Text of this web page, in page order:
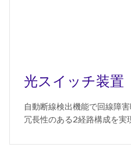
光スイッチ装置
自動断線検出機能で回線障
冗長性のある2経路構成を実